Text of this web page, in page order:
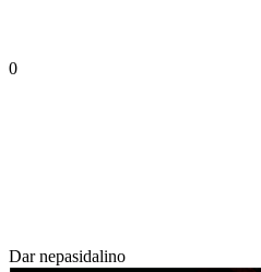
0
Dar nepasidalino